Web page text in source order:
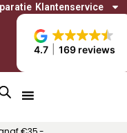
4.7 169 reviews
Klantenservice